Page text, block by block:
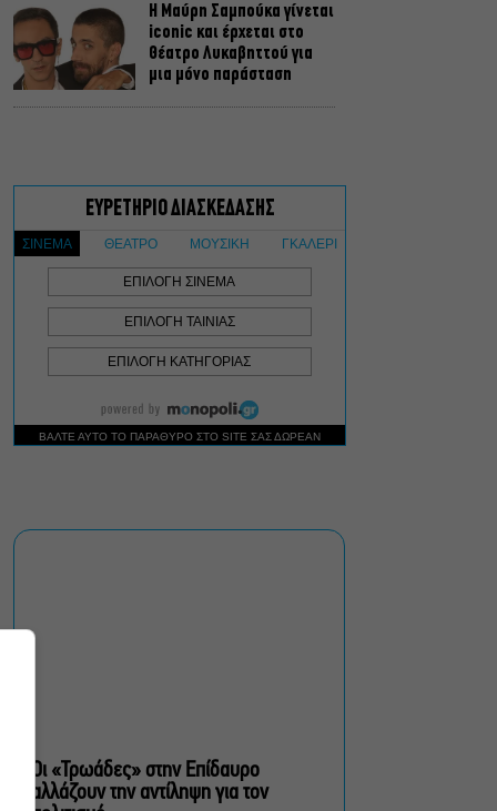
Η Μαύρη Σαμπούκα γίνεται
iconic και έρχεται στο
Θέατρο Λυκαβηττού για
μια μόνο παράσταση
πρωταγωνιστές
2026-2027: Ξεκινούν
σήμερα οι αιτήσεις στο
vouchers.gov.gr
Η μεγάλη φωτιά από τον
Κιθαιρώνα έως το Πόρτο
Γερμενό, σ’ ένα
συγκλονιστικό timelapse
δώσει μια τελευταία
Οι «Τρωάδες» στην Επίδαυρο
αλλάζουν την αντίληψη για τον